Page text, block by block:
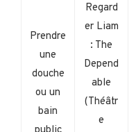
Prendre
une
douche
ou un
bain
Regard
er Liam
: The
Depend
able
(Théâtr
e